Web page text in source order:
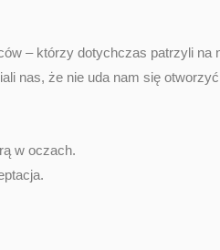
– którzy dotychczas patrzyli na
nas, że nie uda nam się otworzyć
w oczach.